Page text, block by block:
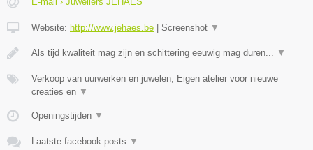
Website: http://www.jehaes.be Screenshot ▼
Als tijd kwaliteit mag zijn en schittering eeuwig mag duren... ▼
Verkoop van uurwerken en juwelen, Eigen atelier voor nieuwe
creaties en ▼
Openingstijden ▼
Laatste facebook posts ▼